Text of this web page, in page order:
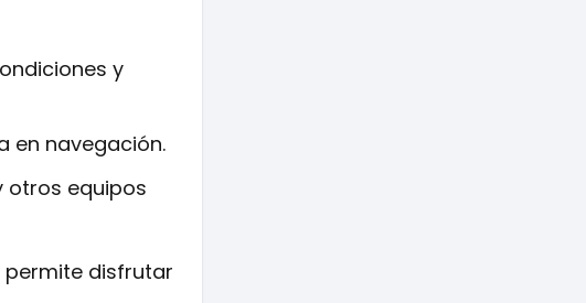
y
en navegación.
otros equipos
permite disfrutar